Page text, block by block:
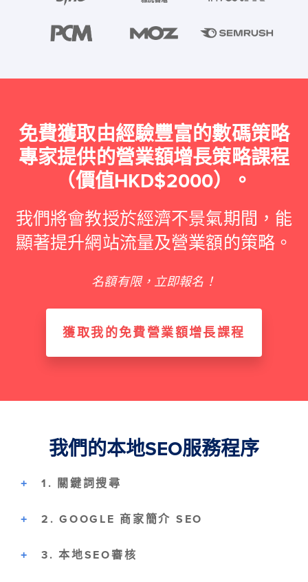
免費獲取由經驗豐富的數碼策略
專家提供的營業額增長策略課程
（價值HKD$2000）。
我們將會教授於經濟不景氣期間，能
顯著提升網站流量及營業額的策略。
名額有限，立即報名！
獲取我的免費營業額增長課程
我們的本地SEO服務程序
1. 關鍵詞搜尋
2. GOOGLE 商家簡介 SEO
3. 本地SEO審核